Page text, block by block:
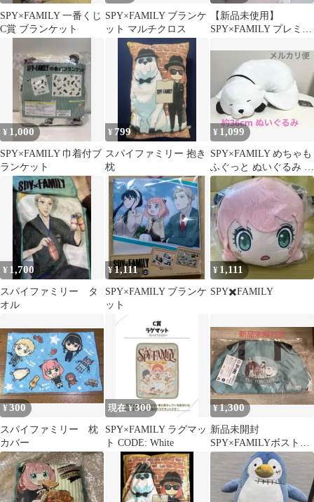
SPY×FAMILY 一番くじ
C賞 ブランケット
SPY×FAMILY ブランケ
ット マルチクロス
【新品未使用】
SPY×FAMILY プレミア
¥ 1,000
SPY×FAMILY 巾着付ブ
ランケット
¥ 799
スパイファミリー 抱き
枕
¥ 1,099
SPY×FAMILY めちゃも
ふぐっと ぬいぐるみ ボ
ンド・フォージャー
¥ 1,700
スパイファミリー タ
オル
¥1,111
SPY×FAMILY ブランケ
ット
¥ 1,111
SPY✖️FAMILY
¥300
スパイファミリー 枕
カバー
現在 ¥300
SPY×FAMILY ラグマッ
ト CODE: White
¥1,300
新品未開封
SPY×FAMILYボストン
バック ミドリ